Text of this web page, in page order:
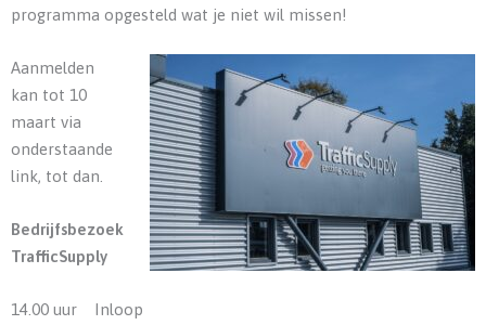
programma opgesteld wat je niet wil missen!
Aanmelden
kan tot 10
maart via
onderstaande
link, tot dan.
Bedrijfsbezoek
TrafficSupply
14.00 uur Inloop